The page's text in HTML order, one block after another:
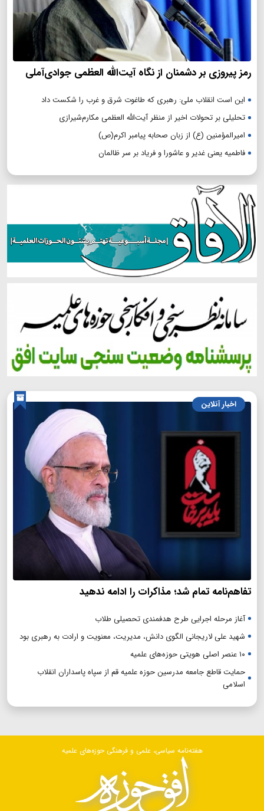
رمز پیروزی بر دشمنان از نگاه آیت‌الله العظمی جوادی‌آملی
این است انقلاب ملی: رهبری که طاغوت شرق و غرب را شکست داد
تحلیلی بر تحولات اخیر از منظر آیت‌الله العظمی مکارم‌شیرازی
امیرالمؤمنین (ع) از زبان صحابه پیامبر اکرم(ص)
فاطمیه یعنی غدیر و عاشورا و فریاد بر سر ظالمان
اخبار آنلاین
تفاهم‌نامه تمام شد؛ مذاکرات را ادامه ندهید
آغاز مرحله اجرایی طرح هدفمندی تحصیلی طلاب
شهید علی لاریجانی الگوی دانش، مدیریت، معنویت و ارادت به رهبری بود
۱۰ عنصر اصلی هویتی حوزه‌های علمیه
حمایت قاطع جامعه مدرسین حوزه علمیه قم از سپاه پاسداران انقلاب
اسلامی
هفته‌نامه سیاسی، علمی و فرهنگی حوزه‌های علمیه